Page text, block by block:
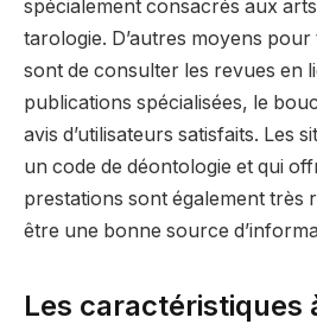
spécialement consacrés aux
tarologie. D’autres moyens
sont de consulter les revues en
publications spécialisées, le
avis d’utilisateurs satisfaits. Les
un code de déontologie et qui
prestations sont également très
être une bonne source
Les caractéristiques